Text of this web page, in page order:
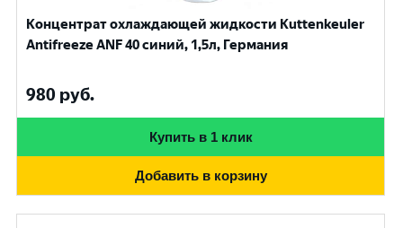
Концентрат охлаждающей жидкости Kuttenkeuler
Antifreeze ANF 40 синий, 1,5л, Германия
980 руб.
Купить в 1 клик
Добавить в корзину